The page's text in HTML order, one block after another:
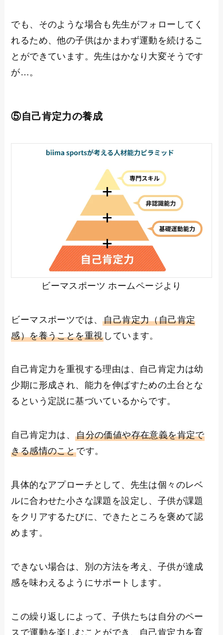
でも、そのような場合も先生がフォローしてく
れるため、他の子供はかまわず運動を続けるこ
とができています。先生はかなり大変そうです
が…。
⑤自己肯定力の養成
ビーマスポーツ ホームページより
ビーマスポーツでは、自己肯定力（自己肯定
感）を養うことを重視 しています。
自己肯定力を重視する理由は、自己肯定力は幼
少期に形成され、能力を伸ばすための土台とな
るという定説に基づいているからです。
自己肯定力は、自分の価値や存在意義を肯定で
きる感情のことです。
具体的なアプローチとして、先生は個々のレベ
ルに合わせた小さな課題を設定し、子供が課題
をクリアするたびに、できたところを褒めて認
めます。
できない場合は、別の方法を考え、子供が達成
感を味わえるようにサポートします。
この繰り返しによって、子供たちは自分のペー
スで運動を楽しむことができ、自己肯定力を育